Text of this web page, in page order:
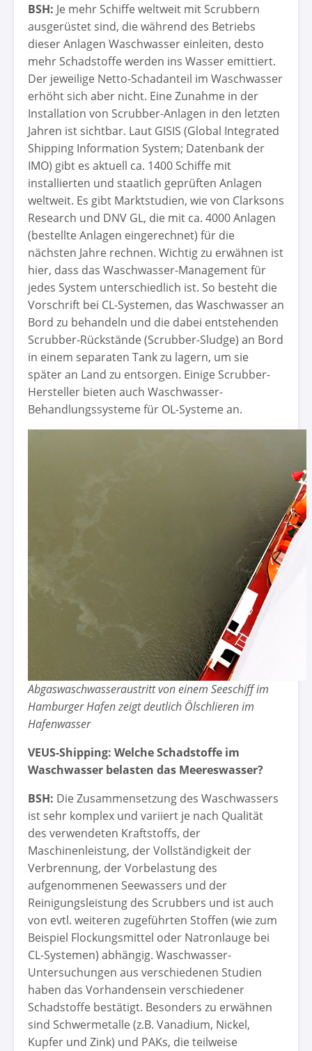
BSH: Je mehr Schiffe weltweit mit Scrubbern
ausgerüstet sind, die während des Betriebs
dieser Anlagen Waschwasser einleiten, desto
mehr Schadstoffe werden ins Wasser emittiert.
Der jeweilige Netto-Schadanteil im Waschwasser
erhöht sich aber nicht. Eine Zunahme in der
Installation von Scrubber-Anlagen in den letzten
Jahren ist sichtbar. Laut GISIS (Global Integrated
Shipping Information System; Datenbank der
IMO) gibt es aktuell ca. 1400 Schiffe mit
installierten und staatlich geprüften Anlagen
weltweit. Es gibt Marktstudien, wie von Clarksons
Research und DNV GL, die mit ca. 4000 Anlagen
(bestellte Anlagen eingerechnet) für die
nächsten Jahre rechnen. Wichtig zu erwähnen ist
hier, dass das Waschwasser-Management für
jedes System unterschiedlich ist. So besteht die
Vorschrift bei CL-Systemen, das Waschwasser an
Bord zu behandeln und die dabei entstehenden
Scrubber-Rückstände (Scrubber-Sludge) an Bord
in einem separaten Tank zu lagern, um sie
später an Land zu entsorgen. Einige Scrubber-
Hersteller bieten auch Waschwasser-
Behandlungssysteme für OL-Systeme an.
Abgaswaschwasseraustritt von einem Seeschiff im
Hamburger Hafen zeigt deutlich Ölschlieren im
Hafenwasser
VEUS-Shipping: Welche Schadstoffe im
Waschwasser belasten das Meereswasser?
BSH: Die Zusammensetzung des Waschwassers
ist sehr komplex und variiert je nach Qualität
des verwendeten Kraftstoffs, der
Maschinenleistung, der Vollständigkeit der
Verbrennung, der Vorbelastung des
aufgenommenen Seewassers und der
Reinigungsleistung des Scrubbers und ist auch
von evtl. weiteren zugeführten Stoffen (wie zum
Beispiel Flockungsmittel oder Natronlauge bei
CL-Systemen) abhängig. Waschwasser-
Untersuchungen aus verschiedenen Studien
haben das Vorhandensein verschiedener
Schadstoffe bestätigt. Besonders zu erwähnen
sind Schwermetalle (z.B. Vanadium, Nickel,
Kupfer und Zink) und PAKs, die teilweise